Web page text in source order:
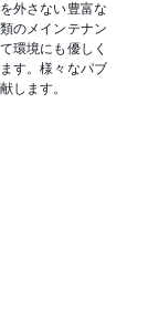
外さない豊富な
のメインテナン
環境にも優しく
す。様々なパブ
します。